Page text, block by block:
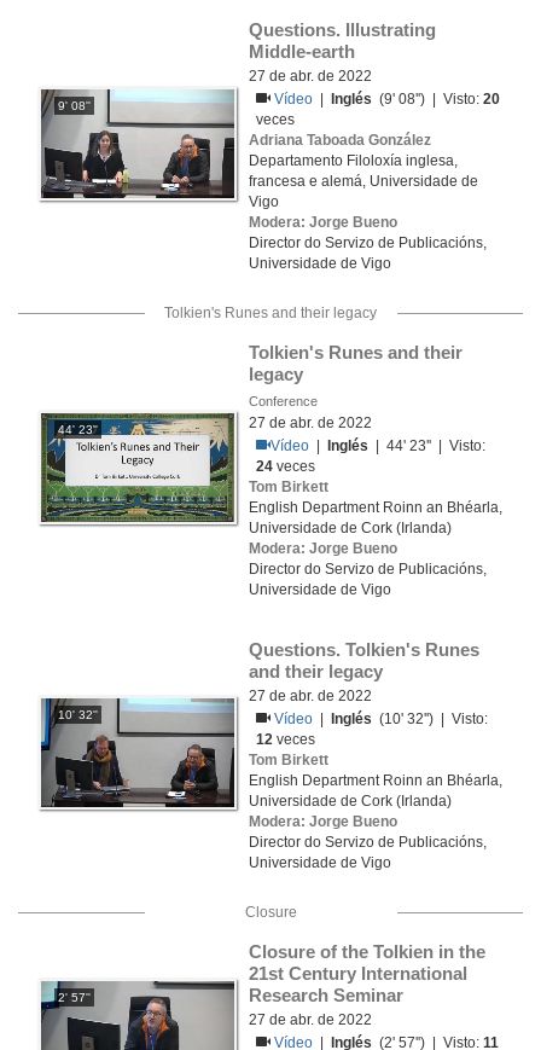
9' 08''
Questions. Illustrating
Middle-earth
27 de abr. de 2022
Vídeo
Inglés (9' 08'') | Visto:20
veces
Adriana Taboada González
Departamento Filoloxía inglesa,
francesa e alemá, Universidade de
Vigo
Modera: Jorge Bueno
Director do Servizo de Publicacións,
Universidade de Vigo
Tolkien's Runes and their legacy
44' 23''
Tolkien's Runes and their
legacy
Conference
27 de abr. de 2022
Vídeo
Inglés | 44' 23'' | Visto:
24 veces
Tom Birkett
English Department Roinn an Bhéarla,
Universidade de Cork (Irlanda)
Modera: Jorge Bueno
Director do Servizo de Publicacións,
Universidade de Vigo
10' 32''
Questions. Tolkien's Runes
and their legacy
27 de abr. de 2022
Vídeo
Inglés (10' 32'') | Visto:
12 veces
Tom Birkett
English Department Roinn an Bhéarla,
Universidade de Cork (Irlanda)
Modera: Jorge Bueno
Director do Servizo de Publicacións,
Universidade de Vigo
Closure
2' 57''
Closure of the Tolkien in the
21st Century International
Research Seminar
27 de abr. de 2022
Vídeo
Inglés (2' 57'') | Visto:11